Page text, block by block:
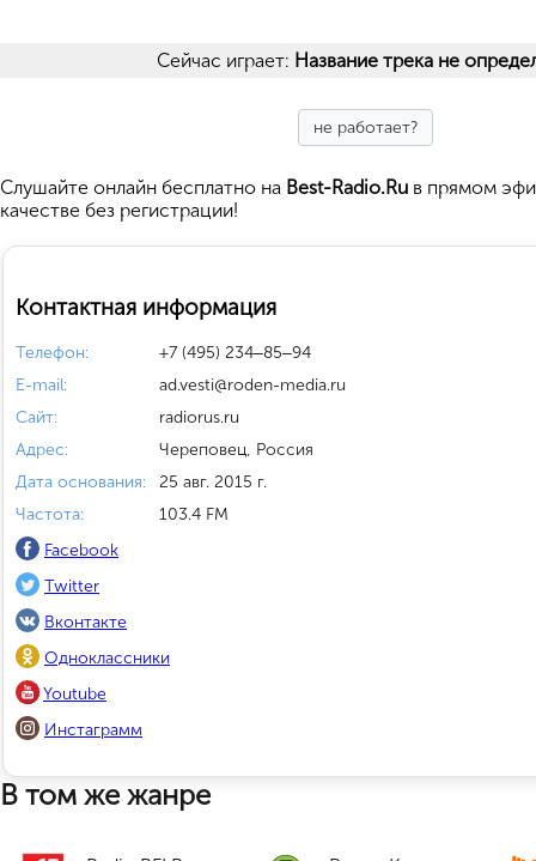
Сейчас играет: Название трека не
не работает?
Cлушайте онлайн бесплатно на Best-Radio.Ru в прямом
качестве без регистрации!
Контактная информация
Телефон:
+7 (495) 234‒85‒94
E-mail:
ad.vesti@roden-media.ru
Сайт:
radiorus.ru
Адрес:
Череповец, Россия
Дата основания:
25 авг. 2015 г.
Частота:
103.4 FM
Facebook
Twitter
Вконтакте
Одноклассники
Youtube
Инстаграмм
В том же жанре